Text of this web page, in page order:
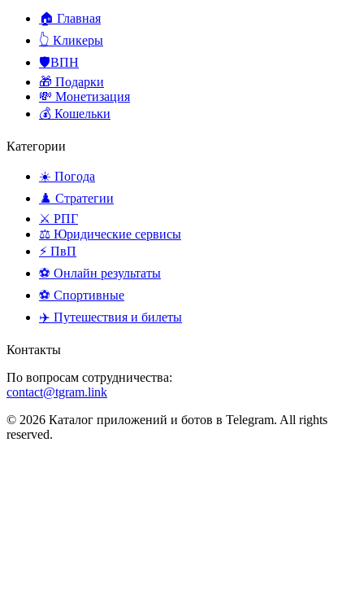
🏠 Главная
👆 Кликеры
🛡️ВПН
🎁 Подарки
💸 Монетизация
💰 Кошельки
Категории
☀️ Погода
♟️ Стратегии
⚔️ РПГ
⚖️ Юридические сервисы
⚡ ПвП
⚽ Онлайн результаты
⚽ Спортивные
✈️ Путешествия и билеты
Контакты
По вопросам сотрудничества:
contact@tgram.link
© 2026 Каталог приложений и ботов в Telegram. All rights
reserved.